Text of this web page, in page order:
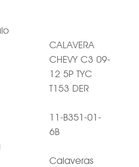
CALAVERA
CHEVY C3 09-
12 5P TYC
T153 DER
11-B351-01-
6B
Calaveras